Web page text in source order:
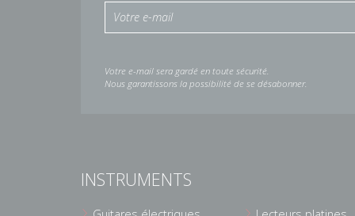
Votre e-mail sera gardé en toute sécurité.
Nous garantissons la possibilité de se désabonner.
INSTRUMENTS